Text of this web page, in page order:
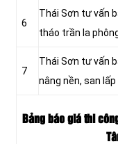
6
Thái Sơn tư vấn
tháo trần la
7
Thái Sơn tư vấn
nâng nền, san
Bảng báo giá thi